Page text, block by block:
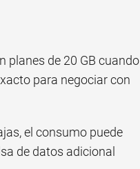
planes de 20 GB cuando
para negociar con
el consumo puede
de datos adicional